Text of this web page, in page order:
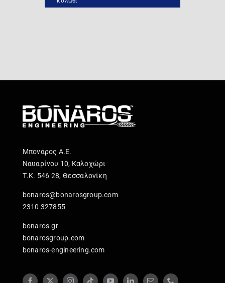
Μπονάρος Α.Ε.
Ναυαρίνου 10, Καλοχώρι
Τ.Κ. 546 28, Θεσσαλονίκη
bonaros@bonarosgroup.com
2310 327855
bonaros.gr
bonarosgroup.com
bonaros-engineering.com